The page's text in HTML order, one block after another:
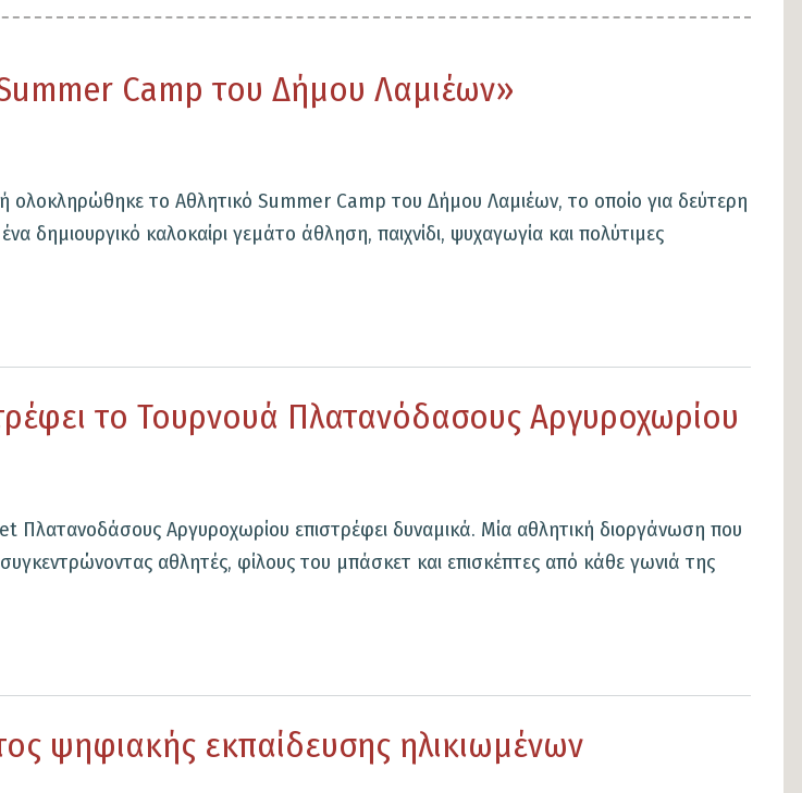
Camp του Δήμου Λαμιέων»
ολοκληρώθηκε το Αθλητικό Summer Camp του Δήμου Λαμιέων, το οποίο για δεύτερη
δημιουργικό καλοκαίρι γεμάτο άθληση, παιχνίδι, ψυχαγωγία και πολύτιμες
το Τουρνουά Πλατανόδασους Αργυροχωρίου
Πλατανοδάσους Αργυροχωρίου επιστρέφει δυναμικά. Mία αθλητική διοργάνωση που
αθλητές, φίλους του μπάσκετ και επισκέπτες από κάθε γωνιά της
ψηφιακής εκπαίδευσης ηλικιωμένων